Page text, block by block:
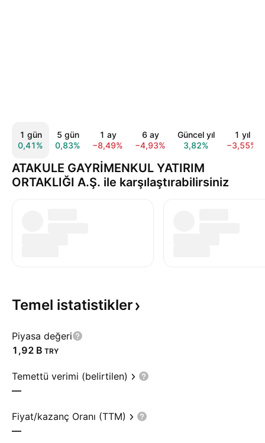
1 gün
0,41%
5 gün
0,83%
1 ay
−8,49%
6 ay
−4,93%
Güncel yıl
3,82%
1 yıl
−3,55%
ATAKULE GAYRİMENKUL YATIRIM
ORTAKLIĞI A.Ş. ile karşılaştırabilirsiniz
Temel istatistikler
Piyasa değeri
‪1,92 B‬ TRY
Temettü verimi (belirtilen)
—
Fiyat/kazanç Oranı (TTM)
—